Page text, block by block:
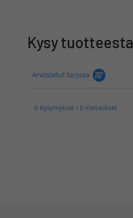
Kysy tuotteesta
Arvostelut tarjoaa
0 Kysymykset \ 0 Vastaukset